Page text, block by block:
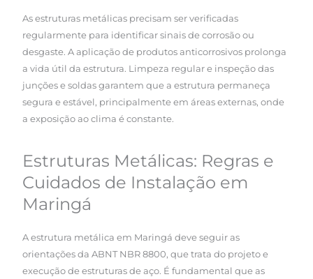
As estruturas metálicas precisam ser verificadas
regularmente para identificar sinais de corrosão ou
desgaste. A aplicação de produtos anticorrosivos prolonga
a vida útil da estrutura. Limpeza regular e inspeção das
junções e soldas garantem que a estrutura permaneça
segura e estável, principalmente em áreas externas, onde
a exposição ao clima é constante.
Estruturas Metálicas: Regras e
Cuidados de Instalação em
Maringá
A estrutura metálica em Maringá deve seguir as
orientações da ABNT NBR 8800, que trata do projeto e
execução de estruturas de aço. É fundamental que as